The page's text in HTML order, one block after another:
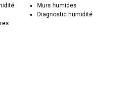
Murs humides
Diagnostic humidité